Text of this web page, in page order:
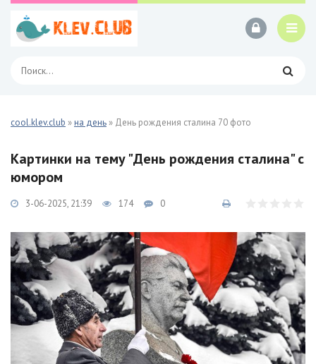
cool.klev.club »на день » День рождения сталина 70 фото
Картинки на тему "День рождения сталина" с
юмором
3-06-2025, 21:39 174 0